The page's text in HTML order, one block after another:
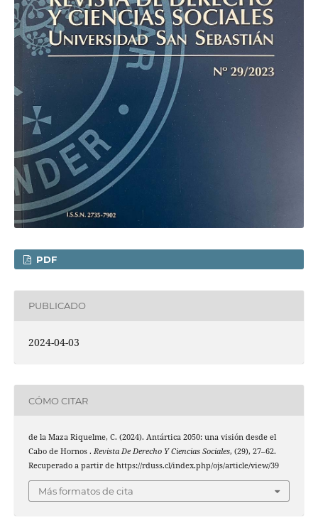
PDF
PUBLICADO
2024-04-03
CÓMO CITAR
de la Maza Riquelme, C. (2024). Antártica 2050: una visión desde el
Cabo de Hornos . Revista De Derecho Y Ciencias Sociales, (29), 27–62.
Recuperado a partir de https://rduss.cl/index.php/ojs/article/view/39
Más formatos de cita